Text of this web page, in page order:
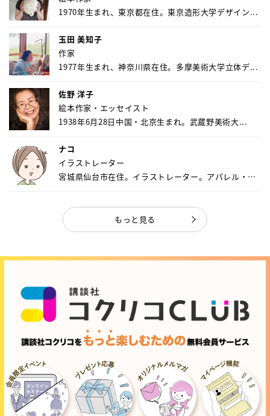
1970年生まれ、東京都在住。東京造形大学デザイン...
玉田 美知子
作家
1977年生まれ、神奈川県在住。多摩美術大学立体デ...
佐野 洋子
絵本作家・エッセイスト
1938年6月28日中国・北京生まれ。武蔵野美術大...
ナコ
イラストレーター
宮城県仙台市在住。イラストレーター。アパレル・キ
もっと見る